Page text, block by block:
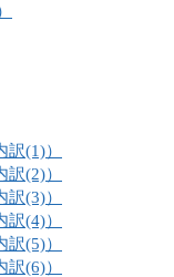
(1)）
(2)）
(3)）
(4)）
(5)）
(6)）